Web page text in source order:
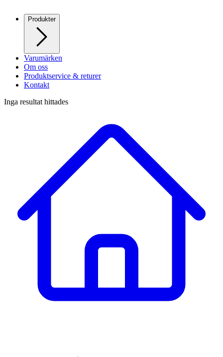
Produkter
Varumärken
Om oss
Produktservice & returer
Kontakt
Inga resultat hittades